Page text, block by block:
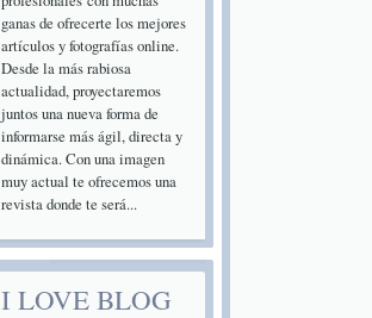
ganas de ofrecerte los mejores
artículos y fotografías online.
Desde la más rabiosa
actualidad, proyectaremos
juntos una nueva forma de
informarse más ágil, directa y
dinámica. Con una imagen
muy actual te ofrecemos una
revista donde te será...
I LOVE BLOG